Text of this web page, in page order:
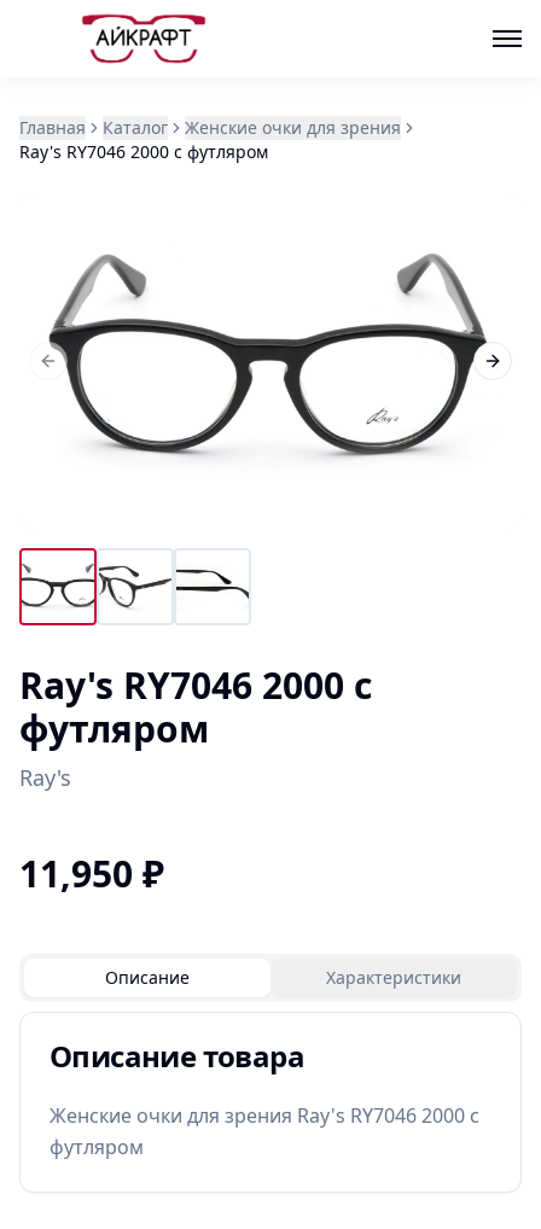
Главная Каталог
Женские очки для зрения
Ray's RY7046 2000 с футляром
Previous slide Next
Ray's RY7046 2000 с
футляром
Ray's
11,950 ₽
Описание Характеристики
Описание товара
Женские очки для зрения Ray's RY7046 2000 с
футляром